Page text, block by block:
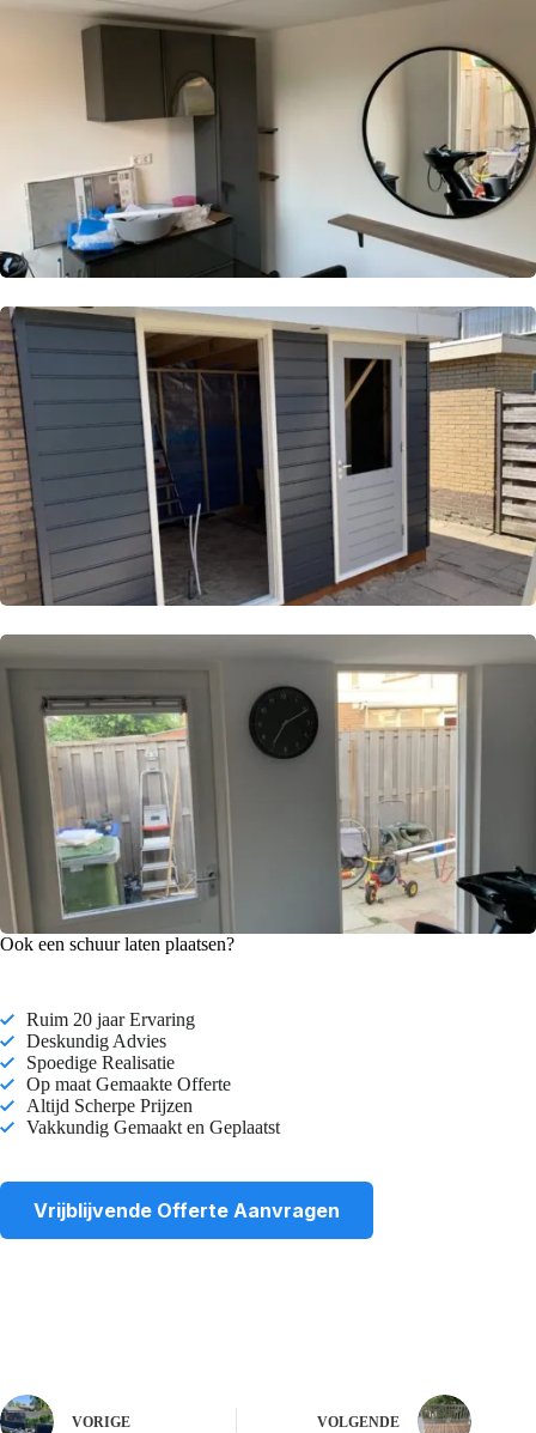
Ook een schuur laten plaatsen?
Ruim 20 jaar Ervaring
Deskundig Advies
Spoedige Realisatie
Op maat Gemaakte Offerte
Altijd Scherpe Prijzen
Vakkundig Gemaakt en Geplaatst
Vrijblijvende Offerte Aanvragen
VORIGE VOLGENDE